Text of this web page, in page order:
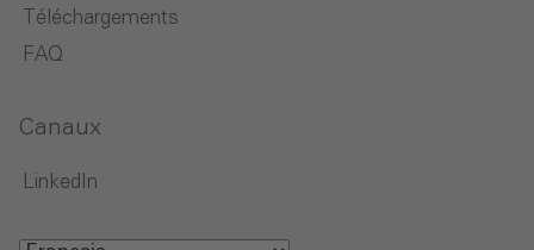
Téléchargements
FAQ
Canaux
LinkedIn